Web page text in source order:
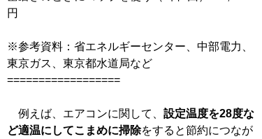
円
※参考資料：省エネルギーセンター、中部電力、
東京ガス、東京都水道局など
==================
例えば、エアコンに関して、 設定温度を28度な
ど適温にしてこまめに掃除をすると節約につなが